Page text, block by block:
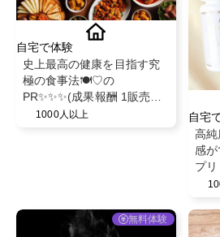
自宅で体験
史上最高の健康を目指す究
極の食事法🍽️♡の
PR✨✨✨(成果報酬 1販売に
つき毎回2500円のインセン
1000人以上
自宅
高純
感が
プリ
ラ
無料体験